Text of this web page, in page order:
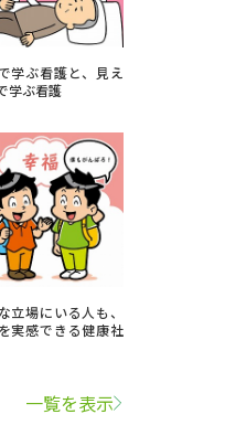
学ぶ看護と、見え
学ぶ看護
立場にいる人も、
実感できる健康社
一覧を表示